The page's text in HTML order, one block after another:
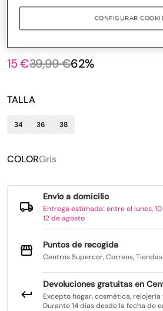
Blusa de mujer con
15 €39,99 €62%
TALLA
34 36 38
COLORGris
Envío a domicilio
Entrega estimada: entre el lunes,
12 de agosto
Puntos de recogida
Centros Supercor, Correos,
Devoluciones gratuitas en
Excepto hogar, cosmética, relojería
Durante 14 días desde la fecha de
CONFIGURAR